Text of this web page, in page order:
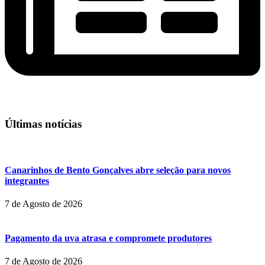
Últimas notícias
Canarinhos de Bento Gonçalves abre seleção para novos
integrantes
7 de Agosto de 2026
Pagamento da uva atrasa e compromete produtores
7 de Agosto de 2026